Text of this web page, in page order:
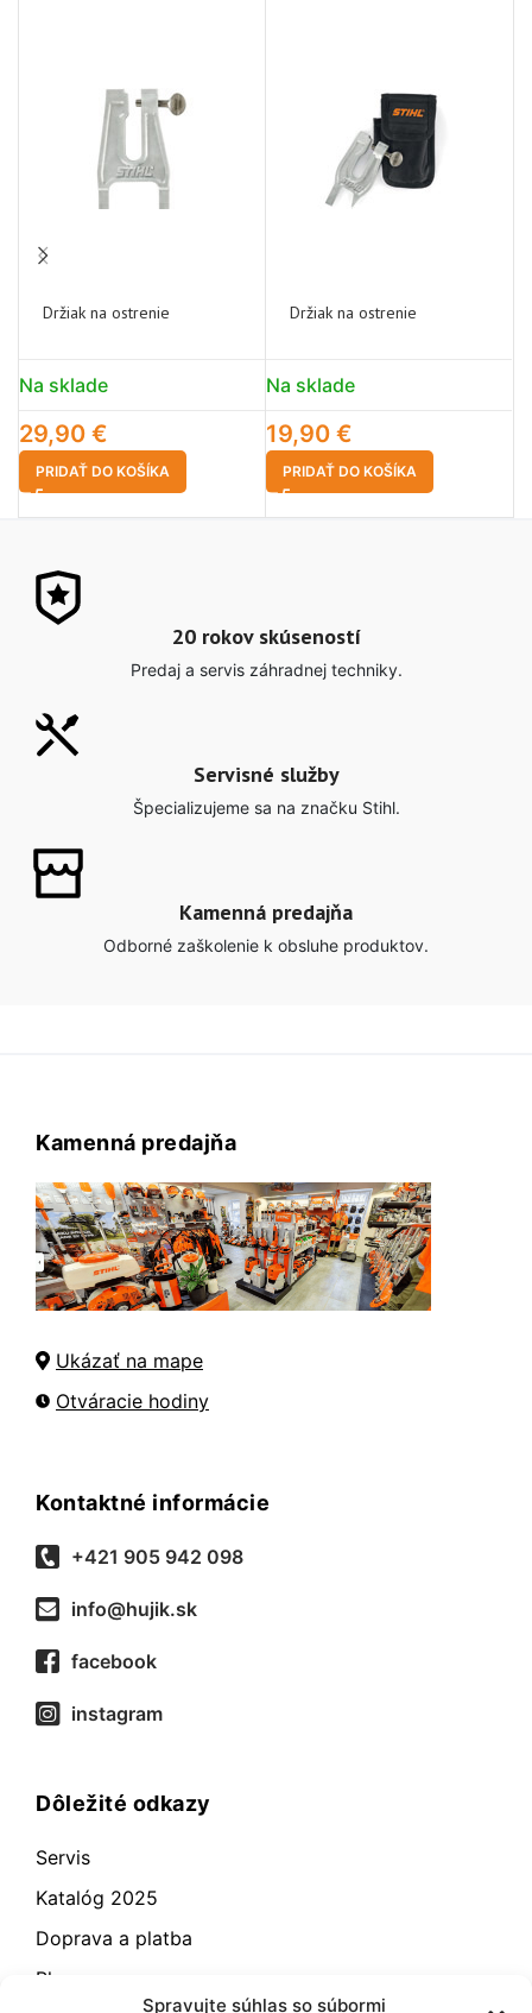
Spravujte súhlas so súbormi
Držiak na ostrenie
Na sklade
29,90 €
PRIDAŤ DO KOŠÍKA
Držiak na ostrenie
Na sklade
19,90 €
PRIDAŤ DO KOŠÍKA
20 rokov skúseností
Predaj a servis záhradnej techniky.
Servisné služby
Špecializujeme sa na značku Stihl.
Kamenná predajňa
Odborné zaškolenie k obsluhe produktov.
Kamenná predajňa
Ukázať na mape
Otváracie hodiny
Kontaktné informácie
+421 905 942 098
info@hujik.sk
facebook
instagram
Dôležité odkazy
Servis
Katalóg 2025
Doprava a platba
Blog